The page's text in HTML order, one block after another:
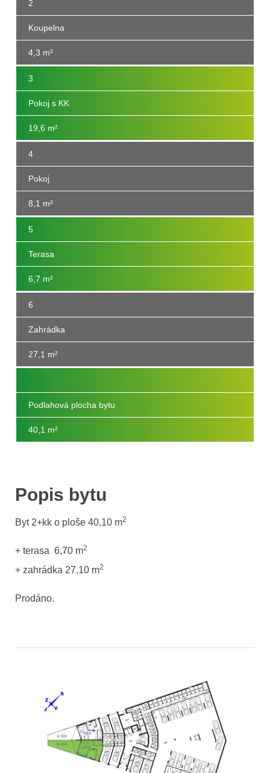
2
Koupelna
4,3 m²
3
Pokoj s KK
19,6 m²
4
Pokoj
8,1 m²
5
Terasa
6,7 m²
6
Zahrádka
27,1 m²
Podlahová plocha bytu
40,1 m²
Popis bytu
Byt 2+kk o ploše 40,10 m2
+ terasa 6,70 m2
+ zahrádka 27,10 m2
Prodáno.